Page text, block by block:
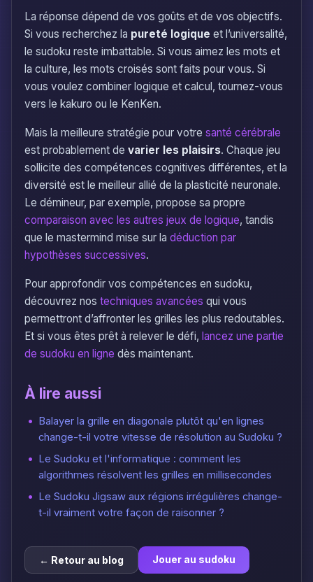
La réponse dépend de vos goûts et de vos objectifs.
Si vous recherchez la pureté logique et l’universalité,
le sudoku reste imbattable. Si vous aimez les mots et
la culture, les mots croisés sont faits pour vous. Si
vous voulez combiner logique et calcul, tournez-vous
vers le kakuro ou le KenKen.
Mais la meilleure stratégie pour votre santé cérébrale
est probablement de varier les plaisirs. Chaque jeu
sollicite des compétences cognitives différentes, et la
diversité est le meilleur allié de la plasticité neuronale.
Le démineur, par exemple, propose sa propre
comparaison avec les autres jeux de logique, tandis
que le mastermind mise sur la déduction par
hypothèses successives.
Pour approfondir vos compétences en sudoku,
découvrez nos techniques avancées qui vous
permettront d’affronter les grilles les plus redoutables.
Et si vous êtes prêt à relever le défi, lancez une partie
de sudoku en ligne dès maintenant.
À lire aussi
Balayer la grille en diagonale plutôt qu'en lignes
change-t-il votre vitesse de résolution au Sudoku ?
Le Sudoku et l'informatique : comment les
algorithmes résolvent les grilles en millisecondes
Le Sudoku Jigsaw aux régions irrégulières change-
t-il vraiment votre façon de raisonner ?
← Retour au blog Jouer au sudoku